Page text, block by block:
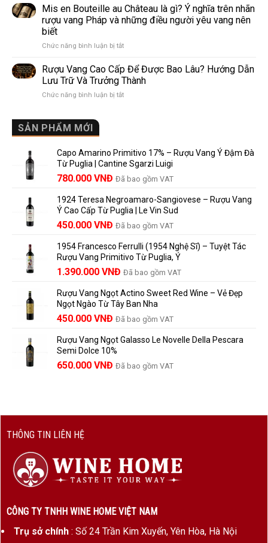
Thế
Nào?
10
So
Dễ
Hiểu
Người
và
Lalande
de
Điểm
khác
nhau
và
vì
lựa
chọn
đáng
Mis en Bouteille au Château là gì? Ý nghĩa trên nhãn
rượu vang Pháp và những điều người yêu vang nên
biết
Chức năng bình luận bị tắtở
en
Bouteille
au
Château
nhãn
rượu
vang
và
những
người
vang
nên
biết
Rượu Vang Cao Cấp Để Được Bao Lâu? Hướng Dẫn
Lưu Trữ Và Trưởng Thành
Chức năng bình luận bị tắtở
Được
Bao
Lâu?
Hướng
Dẫn
Lưu
Trữ
Và
Thành
SẢN PHẨM MỚI
Capo Amarino Primitivo 17% – Rượu Vang Ý Đậm Đà
Từ Puglia | Cantine Sgarzi Luigi
Giá
là:
858.000 VNĐ.
780.000 VNĐ Giá
tại
là:
780.000 VNĐ.
Đã bao gồm VAT
1924 Teresa Negroamaro-Sangiovese – Rượu Vang
Ý Cao Cấp Từ Puglia | Le Vin Sud
Giá
là:
495.000 VNĐ.
450.000 VNĐ Giá
tại
là:
450.000 VNĐ.
Đã bao gồm VAT
1954 Francesco Ferrulli (1954 Nghệ Sĩ) – Tuyệt Tác
Rượu Vang Primitivo Từ Puglia, Ý
Giá
là:
1.529.000 VNĐ.
1.390.000 VNĐ Giá
tại
là:
1.390.000 VNĐ.
Đã bao gồm VAT
Rượu Vang Ngọt Actino Sweet Red Wine – Vẻ Đẹp
Ngọt Ngào Từ Tây Ban Nha
450.000 VNĐ Đã bao gồm VAT
Rượu Vang Ngọt Galasso Le Novelle Della Pescara
Semi Dolce 10%
650.000 VNĐ Đã bao gồm VAT
THÔNG TIN LIÊN HỆ
CÔNG TY TNHH WINE HOME VIỆT NAM
Trụ sở chính: Số 24 Trần Kim Xuyến, Yên Hòa, Hà Nội